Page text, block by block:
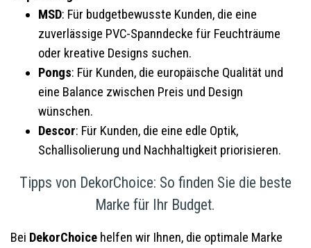
MSD: Für budgetbewusste Kunden, die eine
zuverlässige PVC-Spanndecke für Feuchträume
oder kreative Designs suchen.
Pongs: Für Kunden, die europäische Qualität und
eine Balance zwischen Preis und Design
wünschen.
Descor: Für Kunden, die eine edle Optik,
Schallisolierung und Nachhaltigkeit priorisieren.
Tipps von DekorChoice: So finden Sie die beste
Marke für Ihr Budget.
Bei DekorChoice helfen wir Ihnen, die optimale Marke